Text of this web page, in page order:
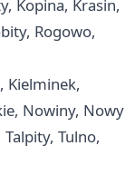
Kopina, Krasin,
Rogowo,
Kielminek,
Nowiny, Nowy
Tulno,